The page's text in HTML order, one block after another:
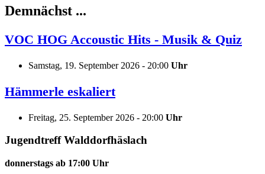
Demnächst ...
VOC HOG Accoustic Hits - Musik & Quiz
Samstag, 19. September 2026 - 20:00 Uhr
Hämmerle eskaliert
Freitag, 25. September 2026 - 20:00 Uhr
Jugendtreff Walddorfhäslach
donnerstags ab 17:00 Uhr